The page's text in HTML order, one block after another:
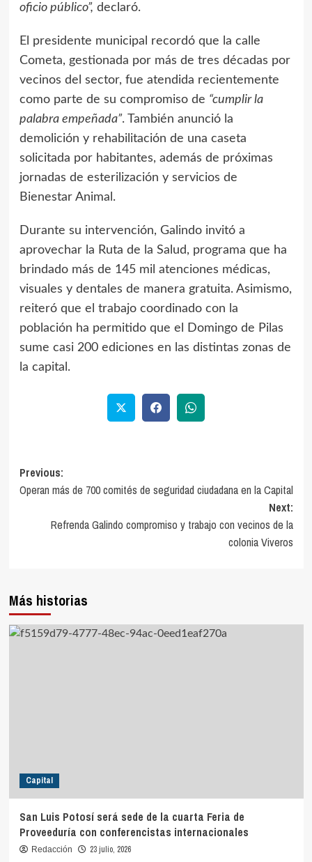
oficio público”, declaró.
El presidente municipal recordó que la calle
Cometa, gestionada por más de tres décadas por
vecinos del sector, fue atendida recientemente
como parte de su compromiso de “cumplir la
palabra empeñada”. También anunció la
demolición y rehabilitación de una caseta
solicitada por habitantes, además de próximas
jornadas de esterilización y servicios de
Bienestar Animal.
Durante su intervención, Galindo invitó a
aprovechar la Ruta de la Salud, programa que ha
brindado más de 145 mil atenciones médicas,
visuales y dentales de manera gratuita. Asimismo,
reiteró que el trabajo coordinado con la
población ha permitido que el Domingo de Pilas
sume casi 200 ediciones en las distintas zonas de
la capital.
Previous:
Operan más de 700 comités de seguridad ciudadana en la Capital
Next:
Refrenda Galindo compromiso y trabajo con vecinos de la
colonia Viveros
Más historias
Capital
San Luis Potosí será sede de la cuarta Feria de
Proveeduría con conferencistas internacionales
Redacción 23 julio, 2026